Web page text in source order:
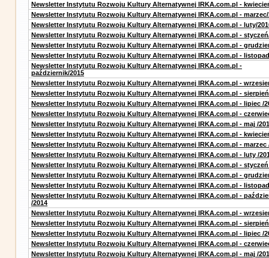
Newsletter Instytutu Rozwoju Kultury Alternatywnej IRKA.com.pl -
Newsletter Instytutu Rozwoju Kultury Alternatywnej IRKA.com.pl - marzec/
Newsletter Instytutu Rozwoju Kultury Alternatywnej IRKA.com.pl - luty/
Newsletter Instytutu Rozwoju Kultury Alternatywnej IRKA.com.pl -
Newsletter Instytutu Rozwoju Kultury Alternatywnej IRKA.com.pl -
Newsletter Instytutu Rozwoju Kultury Alternatywnej IRKA.com.pl -
Newsletter Instytutu Rozwoju Kultury Alternatywnej IRKA.com.pl -
październik/2015
Newsletter Instytutu Rozwoju Kultury Alternatywnej IRKA.com.pl -
Newsletter Instytutu Rozwoju Kultury Alternatywnej IRKA.com.pl -
Newsletter Instytutu Rozwoju Kultury Alternatywnej IRKA.com.pl - lipiec /
Newsletter Instytutu Rozwoju Kultury Alternatywnej IRKA.com.pl -
Newsletter Instytutu Rozwoju Kultury Alternatywnej IRKA.com.pl - maj /
Newsletter Instytutu Rozwoju Kultury Alternatywnej IRKA.com.pl -
Newsletter Instytutu Rozwoju Kultury Alternatywnej IRKA.com.pl - marzec
Newsletter Instytutu Rozwoju Kultury Alternatywnej IRKA.com.pl - luty /
Newsletter Instytutu Rozwoju Kultury Alternatywnej IRKA.com.pl - styczeń
Newsletter Instytutu Rozwoju Kultury Alternatywnej IRKA.com.pl -
Newsletter Instytutu Rozwoju Kultury Alternatywnej IRKA.com.pl - listopad
Newsletter Instytutu Rozwoju Kultury Alternatywnej IRKA.com.pl -
/2014
Newsletter Instytutu Rozwoju Kultury Alternatywnej IRKA.com.pl -
Newsletter Instytutu Rozwoju Kultury Alternatywnej IRKA.com.pl - sierpień
Newsletter Instytutu Rozwoju Kultury Alternatywnej IRKA.com.pl - lipiec /
Newsletter Instytutu Rozwoju Kultury Alternatywnej IRKA.com.pl -
Newsletter Instytutu Rozwoju Kultury Alternatywnej IRKA.com.pl - maj /